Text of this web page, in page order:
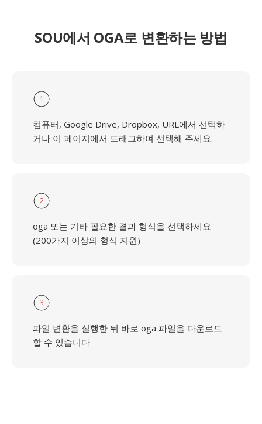
SOU에서 OGA로 변환하는 방법
1
컴퓨터, Google Drive, Dropbox, URL에서 선택하
거나 이 페이지에서 드래그하여 선택해 주세요.
2
oga 또는 기타 필요한 결과 형식을 선택하세요
(200가지 이상의 형식 지원)
3
파일 변환을 실행한 뒤 바로 oga 파일을 다운로드
할 수 있습니다